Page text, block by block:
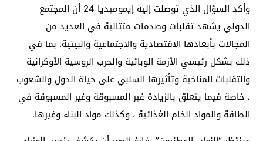
وأكد السؤال الذي توصلت إليه إيموميديا 24 أن المجتمع
الدولي يشهد تقلبات وصدمات متتالية في العديد من
المجالات بأبعادها الاقتصادية والاجتماعية والبيئية. بما في
ذلك بشكل رئيسي الأزمة الوبائية والحرب الروسية الأوكرانية
والتقلبات المناخية وتأثيرها السلبي على حياة الدول والشعوب
، خاصة فيما يتعلق بالزيادة غير المسبوقة وغير المسبوقة في
الطاقة والمواد الخام الغذائية ، وكذلك مواد البناء وغيرها.